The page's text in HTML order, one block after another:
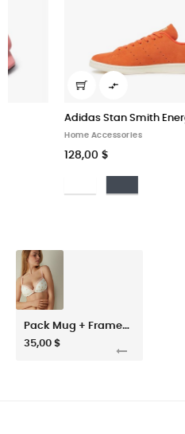
Adidas Stan Smith Energy...
Home Accessories
Pack Mug + Framed Poster
35,00 $